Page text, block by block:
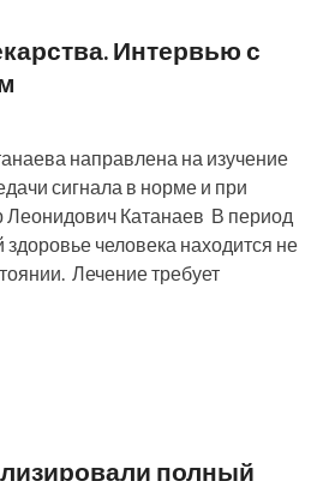
Интервью с
направлена на изучение
сигнала в норме и при
Леонидович Катанаев В период
человека находится не
Лечение требует
полный